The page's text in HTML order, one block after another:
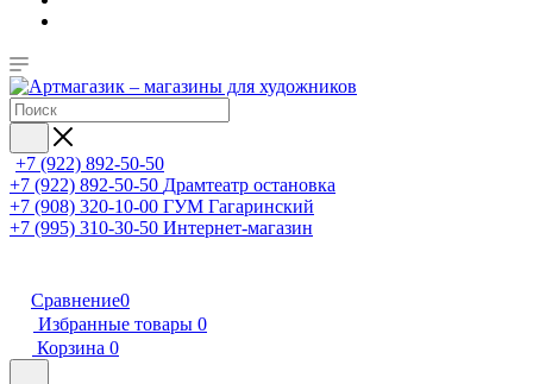
+7 (922) 892-50-50
+7 (922) 892-50-50 Драмтеатр остановка
+7 (908) 320-10-00 ГУМ Гагаринский
+7 (995) 310-30-50 Интернет-магазин
Сравнение0
Избранные товары 0
Корзина 0